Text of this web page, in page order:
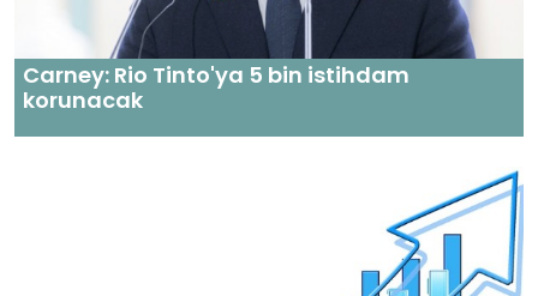
Carney: Rio Tinto'ya 5 bin istihdam
korunacak